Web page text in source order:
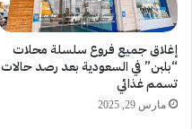
إغلاق جميع فروع سلسلة محلات
“بلبن” في السعودية بعد رصد حالات
تسمم غذائي
مارس 29, 2025